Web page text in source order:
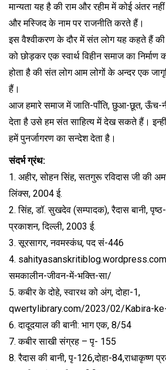
मान्यता यह है की राम और रहीम में कोई अंतर
और मस्जिद के नाम पर राजनीति करते हैं।
इस वैश्वीकरण के दौर में संत लोग यह कहते हैं
को छोड़कर एक स्वार्थ विहीन समाज का निर्माण
होता है की संत लोग आम लोगों के अन्दर एक
हैं।
आज हमारे समाज में जाति-पाँति, छुआ-छूत, ऊँच-
देता है उसे हम संत साहित्य में देख सकते हैं।
हमें पुनर्जागरण का सन्देश देता है।
संदर्भ ग्रंथ:
1. अहीर, सोहन सिंह, सतगुरू रविदास जी की
लिंक्स, 2004 ई.
2. सिंह, डॉ. सुखदेव (सम्पादक), रैदास बानी,
प्रकाशन, दिल्ली, 2003 ई.
3. सूरसागर, नवमस्कंध, पद सं-446
4.
समकालीन-जीवन-में-भक्ति-सा/
5. कबीर के दोहे, स्वारथ को अंग, दोहा-1,
qwertylibrary.com/2023/02/Kabira-
6. दादूदयाल की बानी: भाग एक, 8/54
7. कबीर साखी संग्रह – पृ- 155
8. रैदास की बानी, पृ-126,दोहा-84,राधाकृष्ण